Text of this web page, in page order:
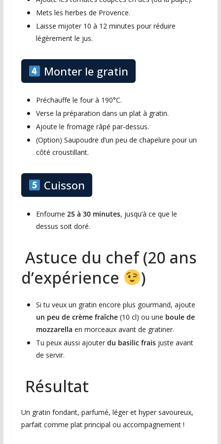
Mets les herbes de Provence.
Laisse mijoter 10 à 12 minutes pour réduire
légèrement le jus.
Monter le gratin
Préchauffe le four à 190°C.
Verse la préparation dans un plat à gratin.
Ajoute le fromage râpé par-dessus.
(Option) Saupoudre d’un peu de chapelure pour un
côté croustillant.
Cuisson
Enfourne 25 à 30 minutes, jusqu’à ce que le
dessus soit doré.
Astuce du chef (20 ans
d’expérience
)
Si tu veux un gratin encore plus gourmand, ajoute
un peu de crème fraîche(10 cl) ou une boule de
mozzarella en morceaux avant de gratiner.
Tu peux aussi ajouter du basilic fraisjuste avant
de servir.
Résultat
Un gratin fondant, parfumé, léger et hyper savoureux,
parfait comme plat principal ou accompagnement !